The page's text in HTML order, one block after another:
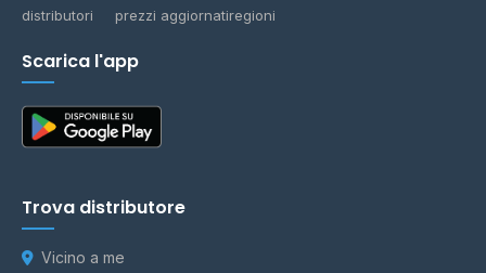
distributori prezzi aggiornatiregioni
Scarica l'app
Trova distributore
Vicino a me